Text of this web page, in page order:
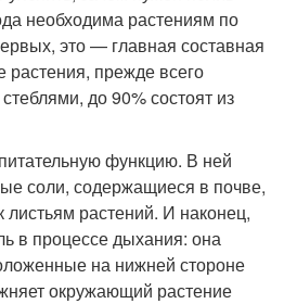
необходима растениям по
это — главная составная
растения, прежде всего
до 90% состоят из
функцию. В ней
соли, содержащиеся в почве,
листьям растений. И наконец,
в процессе дыхания: она
на нижней стороне
окружающий растение